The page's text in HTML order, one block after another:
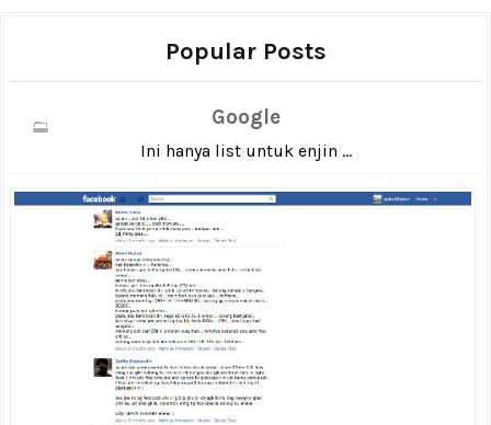
Popular Posts
Google
Ini hanya list untuk enjin ...